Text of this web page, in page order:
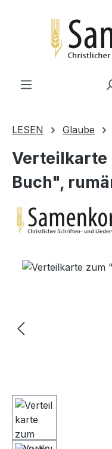
LESEN Glaube
Verteilkarte
Buch",
Bildergalerie